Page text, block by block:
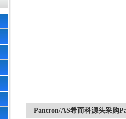
Pantron/AS希而科源头采购